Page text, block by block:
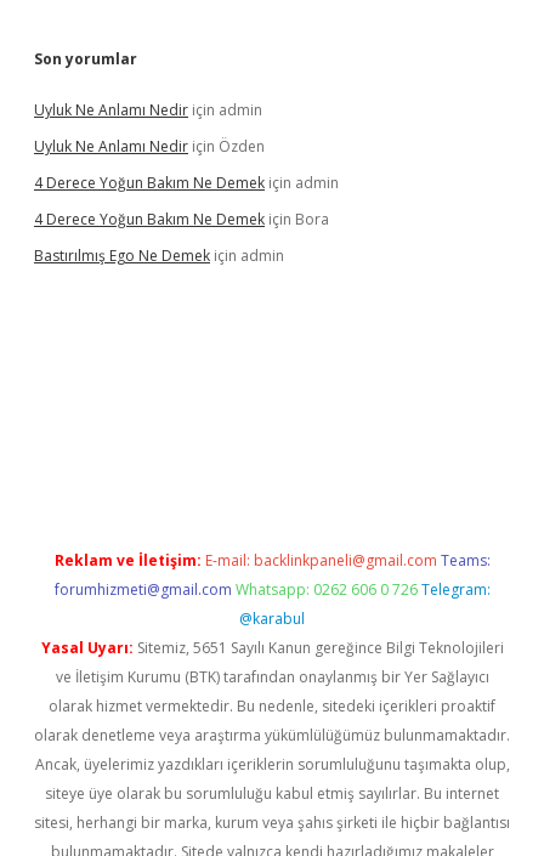
Son yorumlar
Uyluk Ne Anlamı Nedir için admin
Uyluk Ne Anlamı Nedir için Özden
4 Derece Yoğun Bakım Ne Demek için admin
4 Derece Yoğun Bakım Ne Demek için Bora
Bastırılmış Ego Ne Demek için admin
Reklam ve İletişim: E-mail: backlinkpaneli@gmail.com Teams:
forumhizmeti@gmail.com Whatsapp: 0262 606 0 726 Telegram:
@karabul
Yasal Uyarı: Sitemiz, 5651 Sayılı Kanun gereğince Bilgi Teknolojileri
ve İletişim Kurumu (BTK) tarafından onaylanmış bir Yer Sağlayıcı
olarak hizmet vermektedir. Bu nedenle, sitedeki içerikleri proaktif
olarak denetleme veya araştırma yükümlülüğümüz bulunmamaktadır.
Ancak, üyelerimiz yazdıkları içeriklerin sorumluluğunu taşımakta olup,
siteye üye olarak bu sorumluluğu kabul etmiş sayılırlar. Bu internet
sitesi, herhangi bir marka, kurum veya şahıs şirketi ile hiçbir bağlantısı
bulunmamaktadır. Sitede yalnızca kendi hazırladığımız makaleler